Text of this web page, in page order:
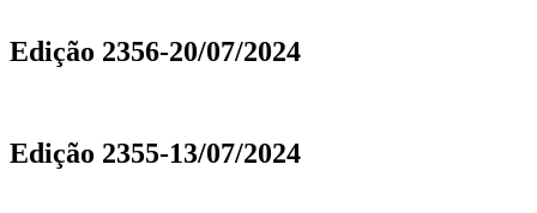
Edição 2356-20/07/2024
Edição 2355-13/07/2024